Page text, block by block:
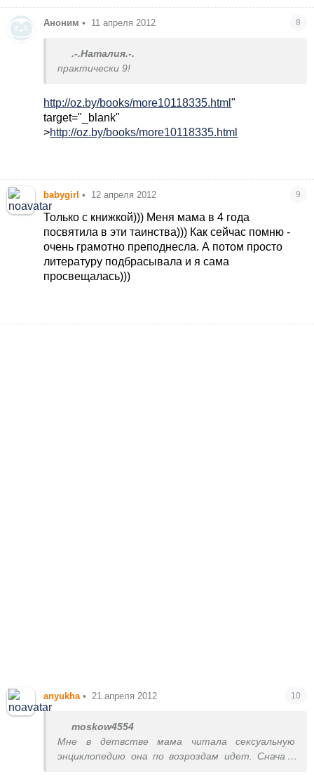
Аноним • 11 апреля 2012 8
.-.Наталия.-.
практически 9!
http://oz.by/books/more10118335.html"
target="_blank"
>http://oz.by/books/more10118335.html
babygirl • 12 апреля 2012 9
Только с книжкой))) Меня мама в 4 года
посвятила в эти таинства))) Как сейчас помню -
очень грамотно преподнесла. А потом просто
литературу подбрасывала и я сама
просвещалась)))
anyukha • 21 апреля 2012 10
moskow4554
Мне в детвстве мама читала сексуальную
энциклопедию она по возроздам идет. Снача в